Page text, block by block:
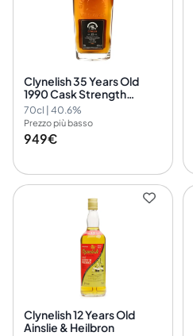
Clynelish 35 Years Old
1990 Cask Strength
Collection Symington’s
Choice Signatory Vintage
3505
70cl | 40.6%
Prezzo più basso
949€
Clynelish 12 Years Old
Ainslie & Heilbron